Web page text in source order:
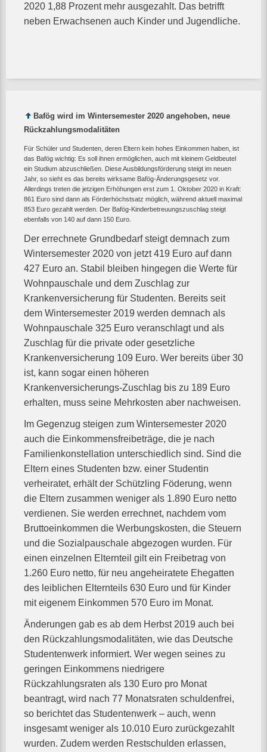
2020 1,88 Prozent mehr ausgezahlt. Das betrifft
neben Erwachsenen auch Kinder und Jugendliche.
Bafög wird im Wintersemester 2020 angehoben, neue
Rückzahlungsmodalitäten
Für Schüler und Studenten, deren Eltern kein hohes Einkommen haben, ist
das Bafög wichtig: Es soll ihnen ermöglichen, auch mit kleinem Geldbeutel
ein Studium abzuschließen. Diese Ausbildungsförderung steigt im neuen
Jahr, so sieht es das bereits wirksame Bafög-Änderungsgesetz vor.
Allerdings treten die jetzigen Erhöhungen erst zum 1. Oktober 2020 in Kraft:
861 Euro sind dann als Förderhöchstsatz möglich, während aktuell maximal
853 Euro gezahlt werden. Der Bafög-Kinderbetreuungszuschlag steigt
ebenfalls von 140 auf dann 150 Euro.
Der errechnete Grundbedarf steigt demnach zum
Wintersemester 2020 von jetzt 419 Euro auf dann
427 Euro an. Stabil bleiben hingegen die Werte für
Wohnpauschale und dem Zuschlag zur
Krankenversicherung für Studenten. Bereits seit
dem Wintersemester 2019 werden demnach als
Wohnpauschale 325 Euro veranschlagt und als
Zuschlag für die private oder gesetzliche
Krankenversicherung 109 Euro. Wer bereits über 30
ist, kann sogar einen höheren
Krankenversicherungs-Zuschlag bis zu 189 Euro
erhalten, muss seine Mehrkosten aber nachweisen.
Im Gegenzug steigen zum Wintersemester 2020
auch die Einkommensfreibeträge, die je nach
Familienkonstellation unterschiedlich sind. Sind die
Eltern eines Studenten bzw. einer Studentin
verheiratet, erhält der Schützling Föderung, wenn
die Eltern zusammen weniger als 1.890 Euro netto
verdienen. Sie werden errechnet, nachdem vom
Bruttoeinkommen die Werbungskosten, die Steuern
und die Sozialpauschale abgezogen wurden. Für
einen einzelnen Elternteil gilt ein Freibetrag von
1.260 Euro netto, für neu angeheiratete Ehegatten
des leiblichen Elternteils 630 Euro und für Kinder
mit eigenem Einkommen 570 Euro im Monat.
Änderungen gab es ab dem Herbst 2019 auch bei
den Rückzahlungsmodalitäten, wie das Deutsche
Studentenwerk informiert. Wer wegen seines zu
geringen Einkommens niedrigere
Rückzahlungsraten als 130 Euro pro Monat
beantragt, wird nach 77 Monatsraten schuldenfrei,
so berichtet das Studentenwerk – auch, wenn
insgesamt weniger als 10.010 Euro zurückgezahlt
wurden. Zudem werden Restschulden erlassen,